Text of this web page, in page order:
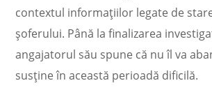
contextul informațiilor legate de
șoferului. Până la finalizarea
angajatorul său spune că nu îl va
susține în această perioadă dificilă.